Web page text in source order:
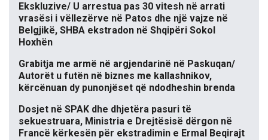
Ekskluzive/ U arrestua pas 30 vitesh në arrati
vrasësi i vëllezërve në Patos dhe një vajze në
Belgjikë, SHBA ekstradon në Shqipëri Sokol
Hoxhën
Grabitja me armë në argjendarinë në Paskuqan/
Autorët u futën në biznes me kallashnikov,
kërcënuan dy punonjëset që ndodheshin brenda
Dosjet në SPAK dhe dhjetëra pasuri të
sekuestruara, Ministria e Drejtësisë dërgon në
Francë kërkesën për ekstradimin e Ermal Beqirajt